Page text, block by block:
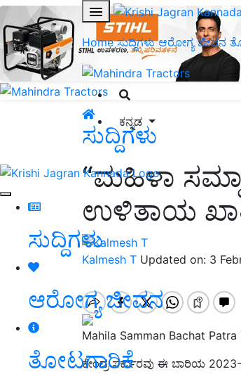
Home ಸುದ್ದಿಗಳು ಆರೋಗ್ಯ ಜೀವನ
ಕನ್ನಡ
ಸುದ್ದಿಗಳು
ಆರೋಗ್ಯ ಜೀವನ
ತೋಟಗಾರಿಕೆ
ಸುದ್ದಿಗಳು
“ಮಹಿಳಾ
ಉಳಿತಾಯ
Kalmesh T Updated on: 3
Mahila Samman Bachat
ಕೇಂದ್ರ ಸರ್ಕಾರವು ಈ ಬಾರಿಯ